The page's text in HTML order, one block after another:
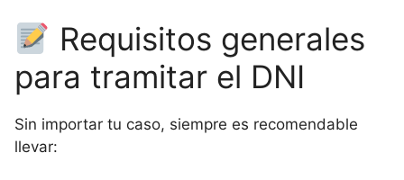
Requisitos generales
para tramitar el DNI
Sin importar tu caso, siempre es recomendable
llevar: